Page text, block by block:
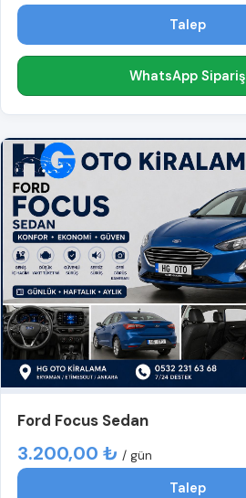
Talep
WhatsApp Sipariş
Ford Focus Sedan
3.200,00 ₺ / gün
Talep